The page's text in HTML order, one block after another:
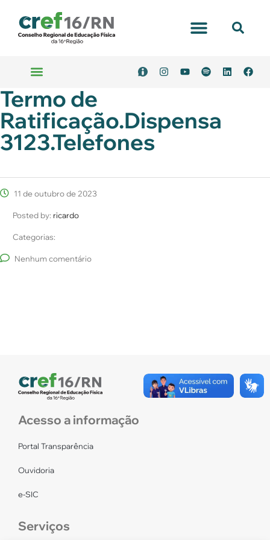
Termo de
Ratificação.Dispensa
3123.Telefones
11 de outubro de 2023
Posted by: ricardo
Categorias:
Nenhum comentário
Acesso a informação
Portal Transparência
Ouvidoria
e-SIC
Serviços